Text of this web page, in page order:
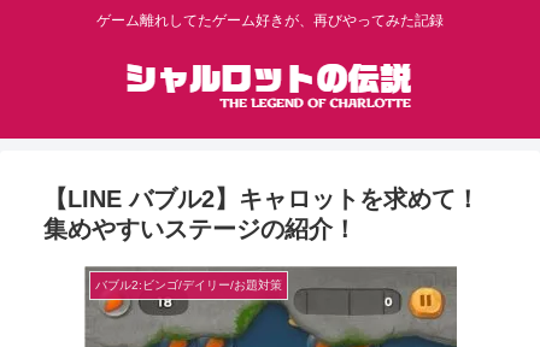
ゲーム離れしてたゲーム好きが、再びやってみた記録
【LINE バブル2】キャロットを求めて！
集めやすいステージの紹介！
バブル2:ビンゴ/デイリー/お題対策